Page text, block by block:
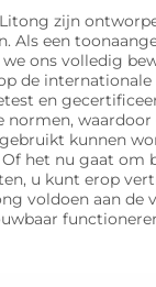
zijn
Als een
ons volledig
de
en
normen, waardoor
kunnen
het nu gaat om
u kunt erop
voldoen aan de